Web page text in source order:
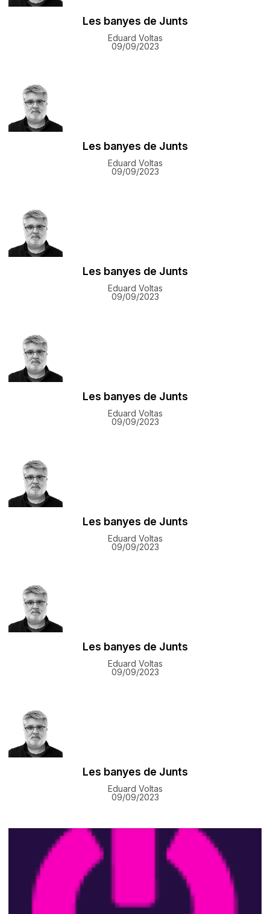
Les banyes de Junts
Eduard Voltas
09/09/2023
Les banyes de Junts
Eduard Voltas
09/09/2023
Les banyes de Junts
Eduard Voltas
09/09/2023
Les banyes de Junts
Eduard Voltas
09/09/2023
Les banyes de Junts
Eduard Voltas
09/09/2023
Les banyes de Junts
Eduard Voltas
09/09/2023
Les banyes de Junts
Eduard Voltas
09/09/2023